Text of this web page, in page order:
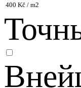
400 Kč / m2